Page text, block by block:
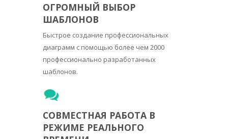
ОГРОМНЫЙ ВЫБОР
ШАБЛОНОВ
Быстрое создание профессиональных
диаграмм с помощью более чем 2000
профессионально разработанных
шаблонов.
СОВМЕСТНАЯ РАБОТА В
РЕЖИМЕ РЕАЛЬНОГО